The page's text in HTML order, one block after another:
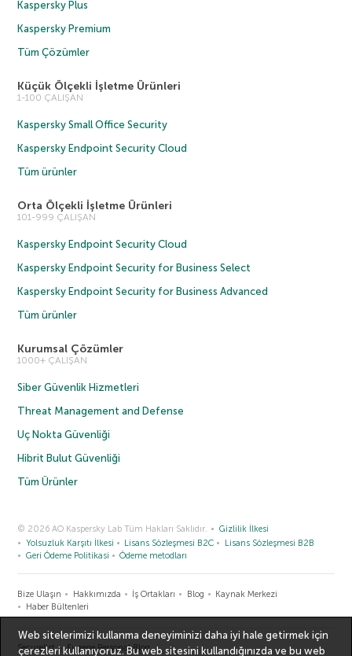
Kaspersky Plus
Kaspersky Premium
Tüm Çözümler
Küçük Ölçekli İşletme Ürünleri
1-100 ÇALIŞAN
Kaspersky Small Office Security
Kaspersky Endpoint Security Cloud
Tüm ürünler
Orta Ölçekli İşletme Ürünleri
101-999 ÇALIŞAN
Kaspersky Endpoint Security Cloud
Kaspersky Endpoint Security for Business Select
Kaspersky Endpoint Security for Business Advanced
Tüm ürünler
Kurumsal Çözümler
1000+ ÇALIŞAN
Siber Güvenlik Hizmetleri
Threat Management and Defense
Uç Nokta Güvenliği
Hibrit Bulut Güvenliği
Tüm Ürünler
© 2026 AO Kaspersky Lab Tüm Hakları Saklıdır.
Gizlilik İlkesi
Yolsuzluk Karşıtı İlkesi
Lisans Sözleşmesi B2C
Lisans Sözleşmesi B2B
Geri Ödeme Politikasi
Ödeme metodları
Bize Ulaşın Hakkımızda İş Ortakları Blog
Kaynak Merkezi
Haber Bültenleri
Securelist Eugene Personal Blog
Web sitelerimizi kullanma deneyiminizi daha iyi hale getirmek için
çerezleri kullanıyoruz. Bu web sitesini kullandığınızda ve bu web